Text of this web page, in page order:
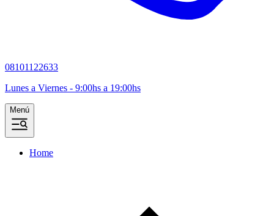
08101122633
Lunes a Viernes - 9:00hs a 19:00hs
Menú
Home